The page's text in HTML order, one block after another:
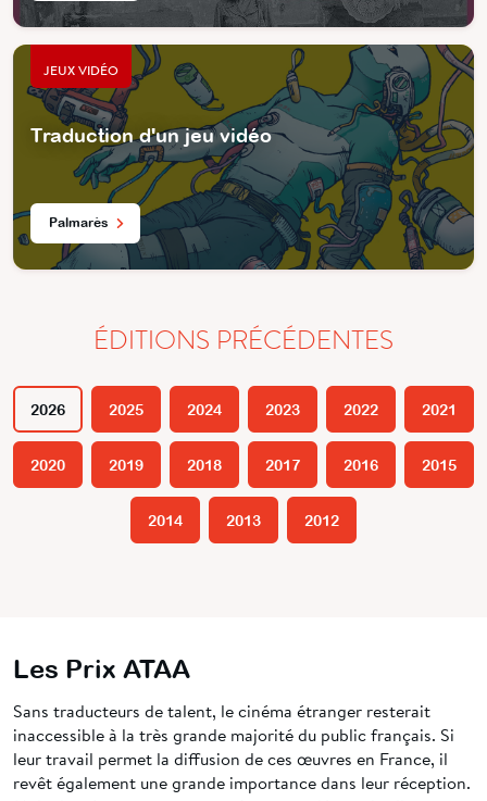
JEUX VIDÉO
Traduction d'un jeu vidéo
Palmarès
ÉDITIONS PRÉCÉDENTES
2026 2025 2024 2023 2022 2021
2020 2019 2018 2017 2016 2015
2014 2013 2012
Les Prix ATAA
Sans traducteurs de talent, le cinéma étranger resterait
inaccessible à la très grande majorité du public français. Si
leur travail permet la diffusion de ces œuvres en France, il
revêt également une grande importance dans leur réception.